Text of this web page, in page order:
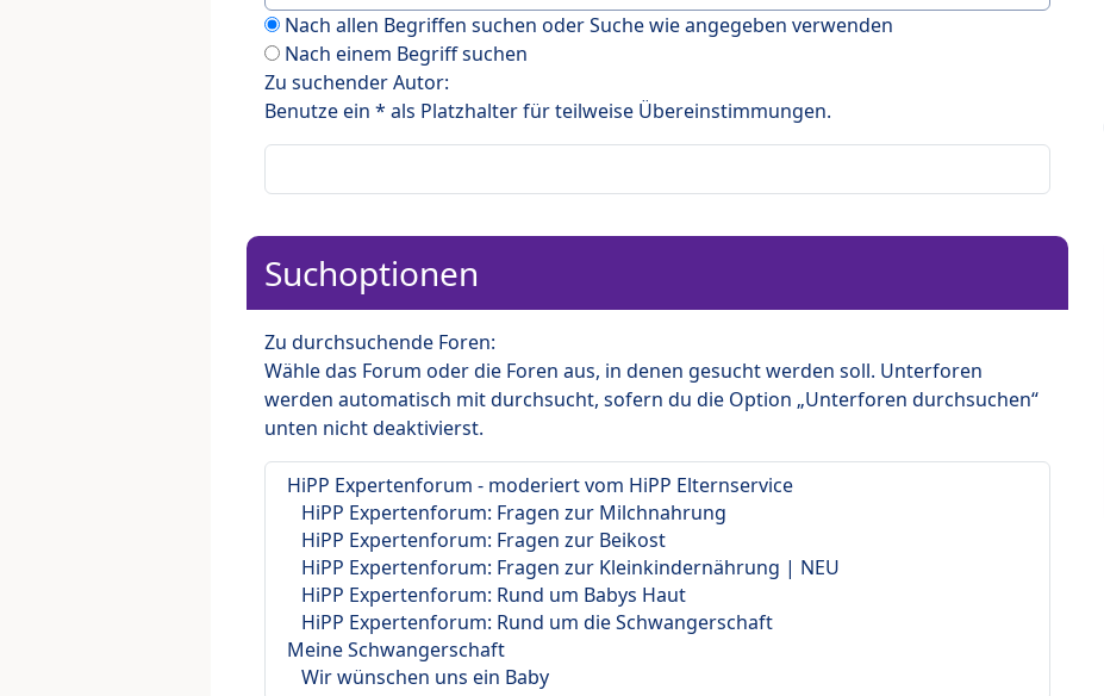
Nach allen Begriffen suchen oder Suche wie angegeben verwenden
Nach einem Begriff suchen
Zu suchender Autor:
Benutze ein * als Platzhalter für teilweise Übereinstimmungen.
Suchoptionen
Zu durchsuchende Foren:
Wähle das Forum oder die Foren aus, in denen gesucht werden soll. Unterforen
werden automatisch mit durchsucht, sofern du die Option „Unterforen durchsuchen“
unten nicht deaktivierst.